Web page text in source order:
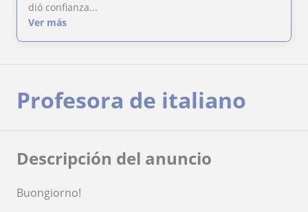
dió confianza...
Ver más
Profesora de italiano
Descripción del anuncio
Buongiorno!